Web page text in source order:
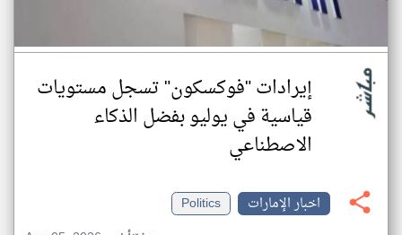
إيرادات "فوكسكون" تسجل مستويات
قياسية في يوليو بفضل الذكاء
الاصطناعي
اخبار الإمارات
Politics